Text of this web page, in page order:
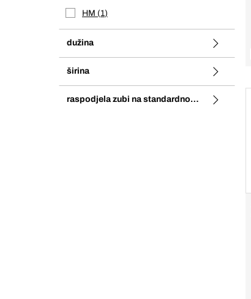
HM
1
dužina
širina
raspodjela zubi na standardnom nazubljenju